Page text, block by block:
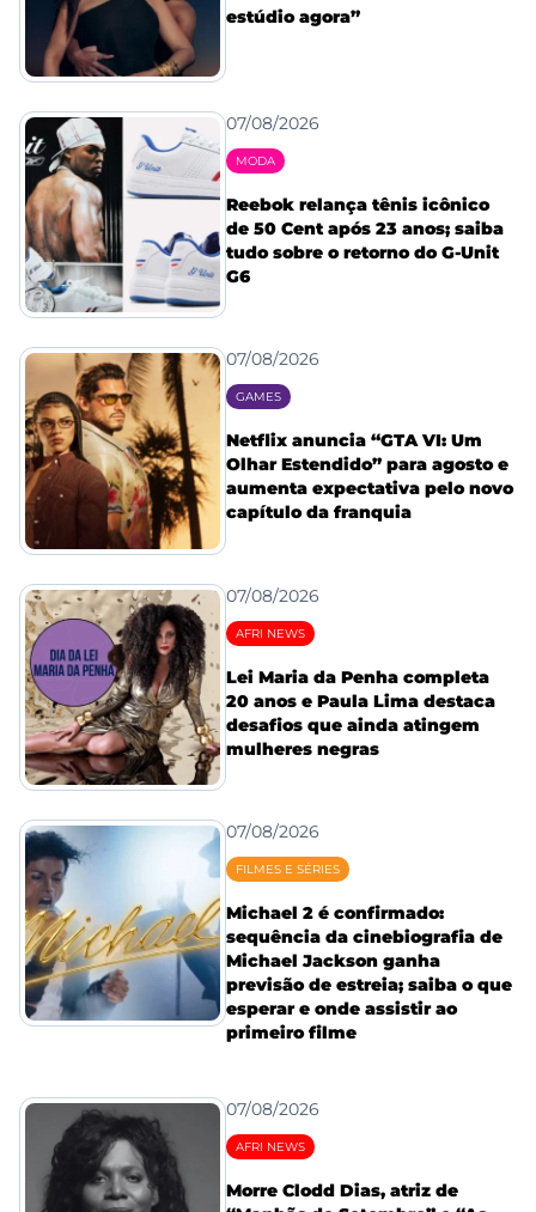
estúdio agora”
07/08/2026
MODA
Reebok relança tênis icônico
de 50 Cent após 23 anos; saiba
tudo sobre o retorno do G-Unit
G6
07/08/2026
GAMES
Netflix anuncia “GTA VI: Um
Olhar Estendido” para agosto e
aumenta expectativa pelo novo
capítulo da franquia
07/08/2026
AFRI NEWS
Lei Maria da Penha completa
20 anos e Paula Lima destaca
desafios que ainda atingem
mulheres negras
07/08/2026
FILMES E SÉRIES
Michael 2 é confirmado:
sequência da cinebiografia de
Michael Jackson ganha
previsão de estreia; saiba o que
esperar e onde assistir ao
primeiro filme
07/08/2026
AFRI NEWS
Morre Clodd Dias, atriz de